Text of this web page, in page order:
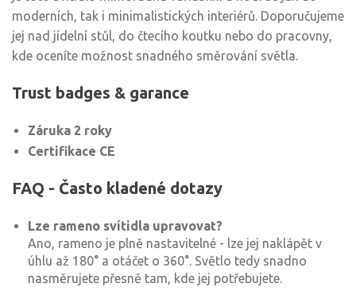
moderních, tak i minimalistických interiérů. Doporučujeme
jej nad jídelní stůl, do čtecího koutku nebo do pracovny,
kde oceníte možnost snadného směrování světla.
Trust badges & garance
Záruka 2 roky
Certifikace CE
FAQ - Často kladené dotazy
Lze rameno svítidla upravovat?
Ano, rameno je plně nastavitelné - lze jej naklápět v
úhlu až 180° a otáčet o 360°. Světlo tedy snadno
nasměrujete přesně tam, kde jej potřebujete.